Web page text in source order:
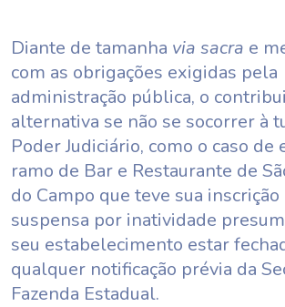
Diante de tamanha via sacra e
com as obrigações exigidas pela
administração pública, o
alternativa se não se socorrer à
Poder Judiciário, como o caso de
ramo de Bar e Restaurante de
do Campo que teve sua
suspensa por inatividade
seu estabelecimento estar
qualquer notificação prévia da
Fazenda Estadual.